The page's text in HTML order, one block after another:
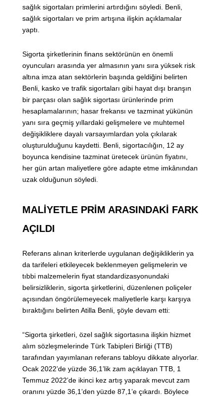
sağlık sigortaları primlerini artırdığını söyledi. Benli,
sağlık sigortaları ve prim artışına ilişkin açıklamalar
yaptı.
Sigorta şirketlerinin finans sektörünün en önemli
oyuncuları arasında yer almasının yanı sıra yüksek risk
altına imza atan sektörlerin başında geldiğini belirten
Benli, kasko ve trafik sigortaları gibi hayat dışı branşın
bir parçası olan sağlık sigortası ürünlerinde prim
hesaplamalarının; hasar frekansı ve tazminat yükünün
yanı sıra geçmiş yıllardaki gelişmelere ve muhtemel
değişikliklere dayalı varsayımlardan yola çıkılarak
oluşturulduğunu kaydetti. Benli, sigortacılığın, 12 ay
boyunca kendisine tazminat üretecek ürünün fiyatını,
her gün artan maliyetlere göre adapte etme imkânından
uzak olduğunun söyledi.
MALİYETLE PRİM ARASINDAKİ FARK
AÇILDI
Referans alınan kriterlerde uygulanan değişikliklerin ya
da tarifeleri etkileyecek beklenmeyen gelişmelerin ve
tıbbi malzemelerin fiyat standardizasyonundaki
belirsizliklerin, sigorta şirketlerini, düzenlenen poliçeler
açısından öngörülemeyecek maliyetlerle karşı karşıya
bıraktığını belirten Atilla Benli, şöyle devam etti:
“Sigorta şirketleri, özel sağlık sigortasına ilişkin hizmet
alım sözleşmelerinde Türk Tabipleri Birliği (TTB)
tarafından yayımlanan referans tabloyu dikkate alıyorlar.
Ocak 2022’de yüzde 36,1’lik zam açıklayan TTB, 1
Temmuz 2022’de ikinci kez artış yaparak mevcut zam
oranını yüzde 36,1’den yüzde 87,1’e çıkardı. Böylece